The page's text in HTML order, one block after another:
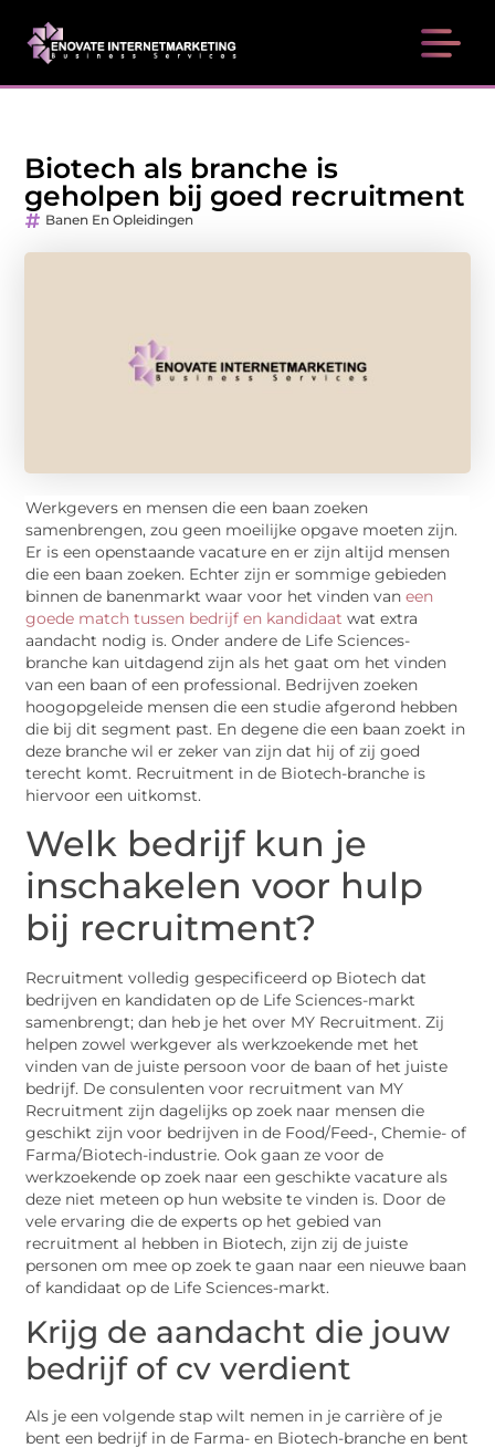
Biotech als branche is
geholpen bij goed recruitment
Banen En Opleidingen
Werkgevers en mensen die een baan zoeken
samenbrengen, zou geen moeilijke opgave moeten zijn.
Er is een openstaande vacature en er zijn altijd mensen
die een baan zoeken. Echter zijn er sommige gebieden
binnen de banenmarkt waar voor het vinden vaneen
goede match tussen bedrijf en kandidaat wat extra
aandacht nodig is. Onder andere de Life Sciences-
branche kan uitdagend zijn als het gaat om het vinden
van een baan of een professional. Bedrijven zoeken
hoogopgeleide mensen die een studie afgerond hebben
die bij dit segment past. En degene die een baan zoekt in
deze branche wil er zeker van zijn dat hij of zij goed
terecht komt. Recruitment in de Biotech-branche is
hiervoor een uitkomst.
Welk bedrijf kun je
inschakelen voor hulp
bij recruitment?
Recruitment volledig gespecificeerd op Biotech dat
bedrijven en kandidaten op de Life Sciences-markt
samenbrengt; dan heb je het over MY Recruitment. Zij
helpen zowel werkgever als werkzoekende met het
vinden van de juiste persoon voor de baan of het juiste
bedrijf. De consulenten voor recruitment van MY
Recruitment zijn dagelijks op zoek naar mensen die
geschikt zijn voor bedrijven in de Food/Feed-, Chemie- of
Farma/Biotech-industrie. Ook gaan ze voor de
werkzoekende op zoek naar een geschikte vacature als
deze niet meteen op hun website te vinden is. Door de
vele ervaring die de experts op het gebied van
recruitment al hebben in Biotech, zijn zij de juiste
personen om mee op zoek te gaan naar een nieuwe baan
of kandidaat op de Life Sciences-markt.
Krijg de aandacht die jouw
bedrijf of cv verdient
Als je een volgende stap wilt nemen in je carrière of je
bent een bedrijf in de Farma- en Biotech-branche en bent